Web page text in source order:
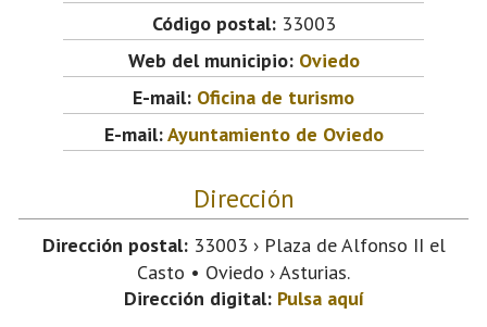
Código postal:33003
Web del municipio: Oviedo
E-mail: Oficina de turismo
E-mail:Ayuntamiento de Oviedo
Dirección
Dirección postal:33003 › Plaza de Alfonso II el
Casto • Oviedo › Asturias.
Dirección digital: Pulsa aquí